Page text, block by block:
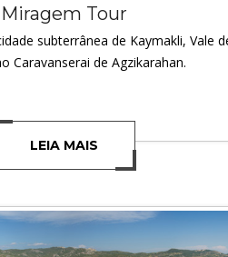
Miragem Tour
subterrânea de Kaymakli, Vale
Caravanserai de Agzikarahan.
LEIA MAIS